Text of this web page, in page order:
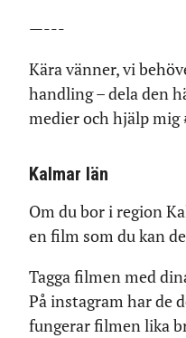
—---
Kära vänner, vi
handling – dela den
medier och hjälp
Kalmar län
Om du bor i region
en film som du kan
Tagga filmen med
På instagram har de
fungerar filmen lika